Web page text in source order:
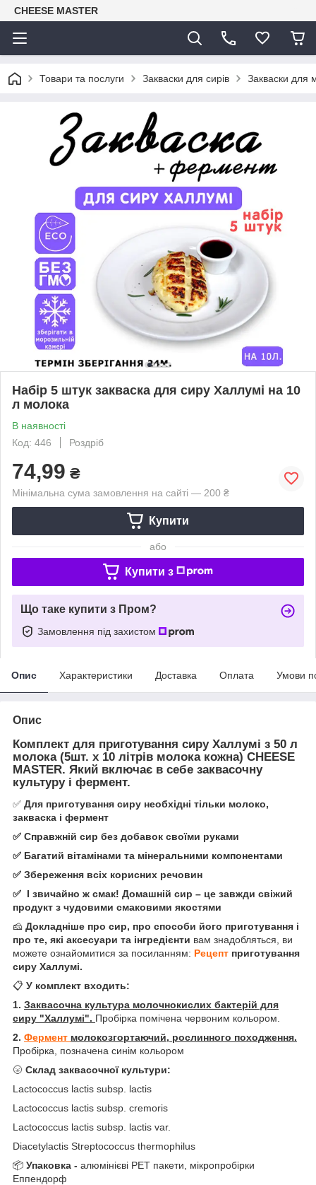
CHEESE MASTER
Товари та послуги Закваски для сирів Закваски для
Набір 5 штук закваска для сиру Халлумі на 10
л молока
В наявності
Код: 446
Роздріб
74,99 ₴
Мінімальна сума замовлення на сайті — 200 ₴
Купити
або
Купити з
Що таке купити з Пром?
Замовлення під захистом
Опис Характеристики Доставка Оплата Умови
Опис
Комплект для приготування сиру Халлумі з 50 л
молока (5шт. х 10 літрів молока кожна) CHEESE
MASTER. Який включає в себе заквасочну
культуру і фермент.
✅ Для приготування сиру необхідні тільки молоко,
закваска і фермент
✅ Справжній сир без добавок своїми руками
✅ Багатий вітамінами та мінеральними компонентами
✅ Збереження всіх корисних речовин
✅ І звичайно ж смак! Домашній сир – це завжди свіжий
продукт з чудовими смаковими якостями
🧀 Докладніше про сир, про способи його приготування і
про те, які аксесуари та інгредієнти вам знадобляться, ви
можете ознайомитися за посиланням: Рецепт приготування
сиру Халлумі.
📋 У комплект входить:
1. Заквасочна культура молочнокислих бактерій для
сиру "Халлумі". Пробірка помічена червоним кольором.
2. Фермент молокозгортаючий, рослинного походження.
Пробірка, позначена синім кольором
🌝 Склад заквасочної культури:
Lactococcus lactis subsp. lactis
Lactococcus lactis subsp. cremoris
Lactococcus lactis subsp. lactis var.
Diacetylactis Streptococcus thermophilus
📦 Упаковка - алюмінієві РЕТ пакети, мікропробірки
Еппендорф